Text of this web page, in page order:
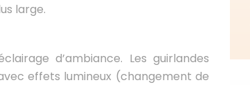
large.
d’ambiance. Les guirlandes
effets lumineux (changement de